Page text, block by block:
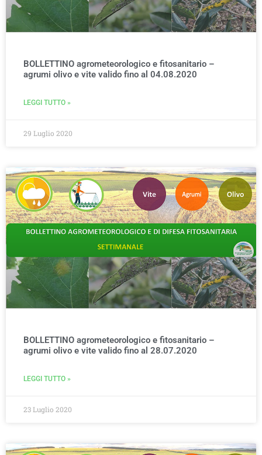
BOLLETTINO agrometeorologico e fitosanitario –
agrumi olivo e vite valido fino al 04.08.2020
LEGGI TUTTO »
29 Luglio 2020
BOLLETTINO agrometeorologico e fitosanitario –
agrumi olivo e vite valido fino al 28.07.2020
LEGGI TUTTO »
23 Luglio 2020